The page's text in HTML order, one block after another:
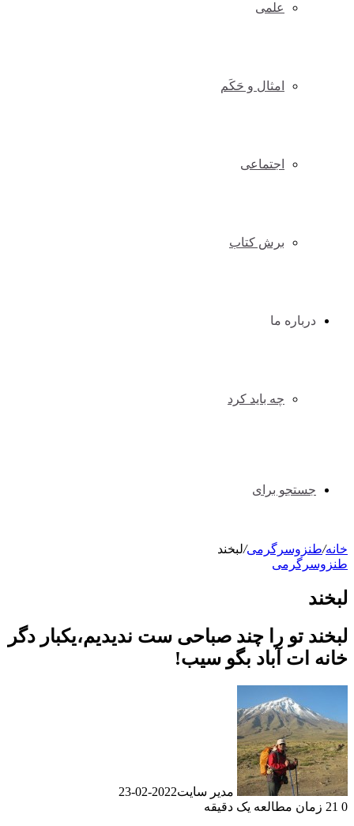
علمی
امثال و حَکَم
اجتماعی
برش کتاب
درباره ما
چه باید کرد
جستجو برای
خانه/طنزوسرگرمی/لبخند
طنزوسرگرمی
لبخند
لبخند تو را چند صباحی ست ندیدیم،یکبار دگر
خانه ات آباد بگو سیب!
مدیر سایت2022-02-23
0
زمان مطالعه یک دقیقه